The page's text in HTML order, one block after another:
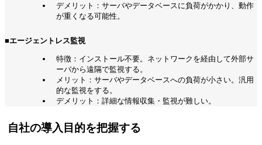
デメリット：サーバやデータベースに負荷がかかり、動作
が重くなる可能性。
■エージェントレス監視
特徴：インストール不要。ネットワークを経由して外部サ
ーバから遠隔で監視する。
メリット：サーバやデータベースへの負荷が小さい。汎用
的な監視をする。
デメリット：詳細な情報収集・監視が難しい。
自社の導入目的を把握する